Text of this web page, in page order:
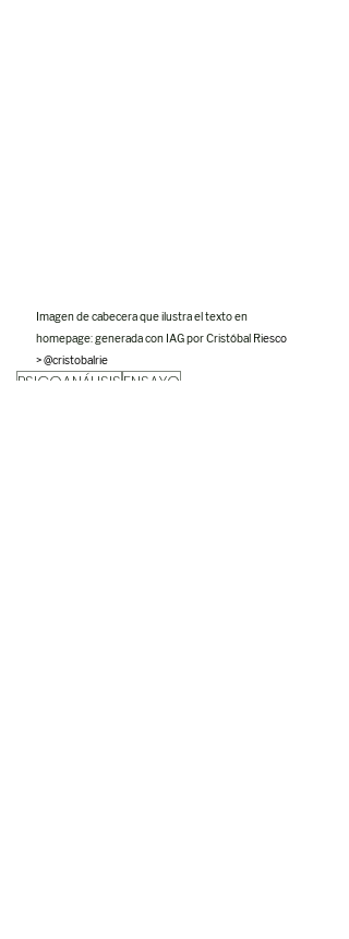
Imagen de cabecera que ilustra el texto en
homepage: generada con IAG por Cristóbal Riesco
> @cristobalrie
PSICOANÁLISIS ENSAYO